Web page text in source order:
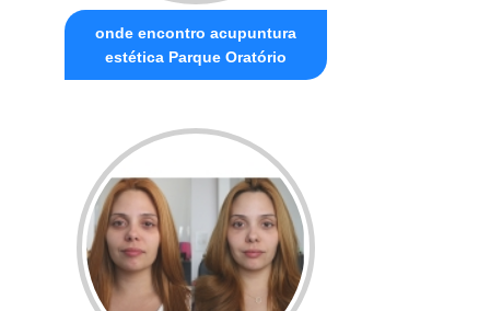
onde encontro acupuntura
estética Parque Oratório